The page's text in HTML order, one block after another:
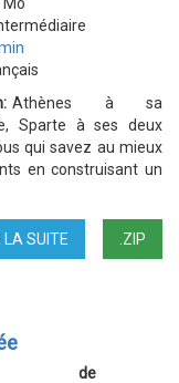
Athènes à sa
Sparte à ses deux
qui savez au mieux
en construisant un
.ZIP
LA SUITE
ECONOMIE
de